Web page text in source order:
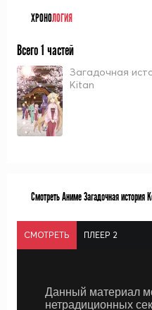
ХРОНОЛОГИЯ
Всего 1 частей
Загадочная
Kitan
Смотреть Аниме Загадочная
СМОТРЕТЬ ПЛЕЕР 2